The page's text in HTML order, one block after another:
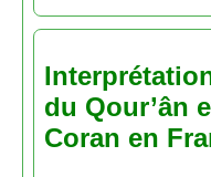
du Qour’ân
Coran en